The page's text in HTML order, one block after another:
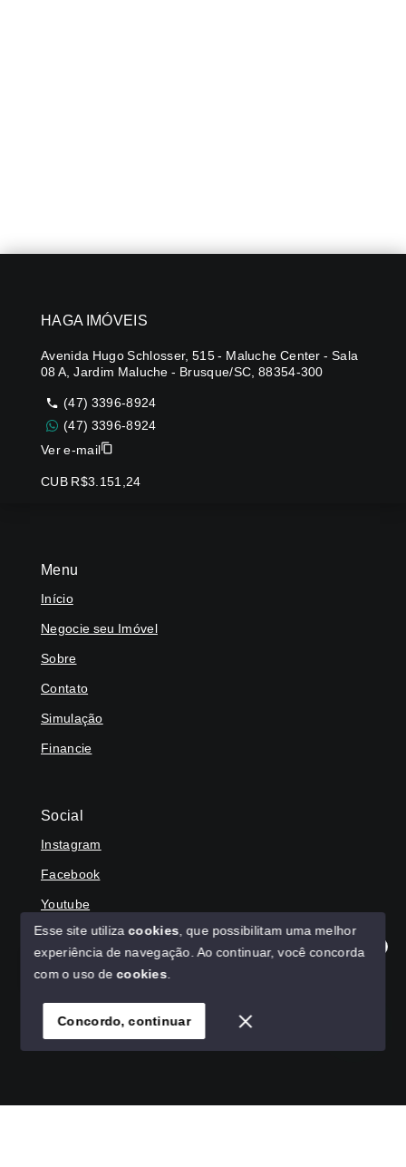
Olá! Agradecemos seu contato, como podemos ajudar?
Menu
Início
Negocie seu Imóvel
Sobre
Contato
Simulação
Financie
Social
Instagram
Facebook
Youtube
© Copyright 2026 - HAGA IMÓVEIS - Todos os direitos
SITE PARA IMOBILIARIA
HAGA IMÓVEIS
Avenida Hugo Schlosser, 515 - Maluche Center - Sala
08 A, Jardim Maluche - Brusque/SC, 88354-300
(47) 3396-8924
(47) 3396-8924
Ver e-mail
CUB R$3.151,24
Esse site utilizacookies , que possibilitam uma melhor
experiência de navegação. Ao continuar, você concorda
com o uso decookies
Concordo, continuar